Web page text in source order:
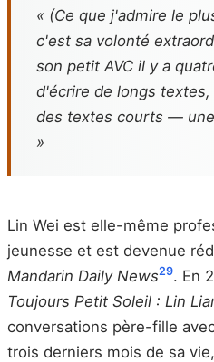
« (Ce que j'admire le
c'est sa volonté
son petit AVC il y a
d'écrire de longs
des textes courts —
»
Lin Wei est elle-même
jeunesse et est devenue
Mandarin Daily News29. En
Toujours Petit Soleil : Lin
conversations père-fille
trois derniers mois de sa